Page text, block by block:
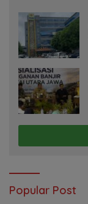
Popular Post